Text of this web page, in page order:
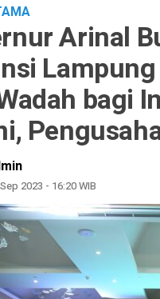
Arinal
bagi
2023 - 16:20 WIB